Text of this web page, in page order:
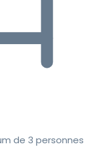
de 3 personnes